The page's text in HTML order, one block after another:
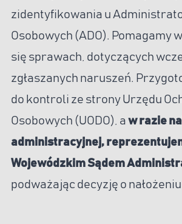
zidentyfikowania u
Osobowych (ADO). Pomagamy
się sprawach, dotyczących
zgłaszanych naruszeń.
do kontroli ze strony Urzędu
Osobowych (UODO), a w razie
administracyjnej,
Wojewódzkim Sądem
podważając decyzję o